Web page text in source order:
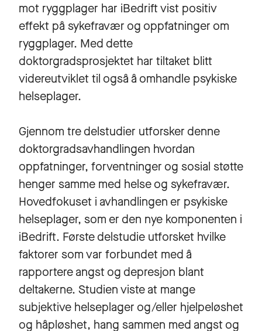
mot ryggplager har iBedrift vist positiv
effekt på sykefravær og oppfatninger om
ryggplager. Med dette
doktorgradsprosjektet har tiltaket blitt
videreutviklet til også å omhandle psykiske
helseplager.
Gjennom tre delstudier utforsker denne
doktorgradsavhandlingen hvordan
oppfatninger, forventninger og sosial støtte
henger samme med helse og sykefravær.
Hovedfokuset i avhandlingen er psykiske
helseplager, som er den nye komponenten i
iBedrift. Første delstudie utforsket hvilke
faktorer som var forbundet med å
rapportere angst og depresjon blant
deltakerne. Studien viste at mange
subjektive helseplager og/eller hjelpeløshet
og håpløshet, hang sammen med angst og